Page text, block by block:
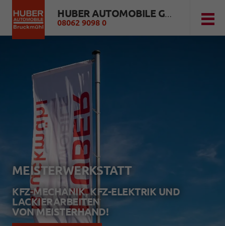
HUBER AUTOMOBILE GMBH
08062 9098 0
MEISTERWERKSTATT
KFZ-MECHANIK, KFZ-ELEKTRIK UND
LACKIERARBEITEN
VON MEISTERHAND!